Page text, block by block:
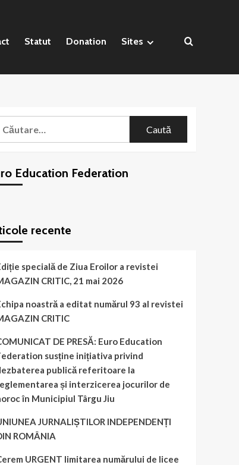
Statut Donation Sites
Caută
Education Federation
recente
specială de Ziua Eroilor a revistei
CRITIC, 21 mai 2026
noastră a editat numărul 93 al revistei
CRITIC
DE PRESĂ: Euro Education
susține inițiativa privind
publică referitoare la
și interzicerea jocurilor de
în Municipiul Târgu Jiu
JURNALIȘTILOR INDEPENDENȚI
ROMÂNIA
URGENT limitarea numărului de licee